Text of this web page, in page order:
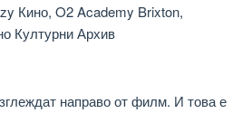
Кино, O2 Academy Brixton,
Културни Архив
направо от филм. И това е